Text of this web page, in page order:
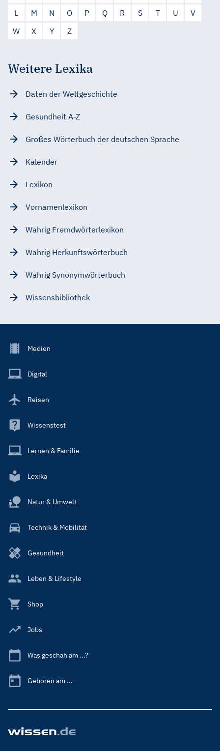
L
M N O P Q R S T U
V
W
X Y Z
Weitere Lexika
Daten der Weltgeschichte
Gesundheit A-Z
Großes Wörterbuch der deutschen Sprache
Kalender
Lexikon
Vornamenlexikon
Wahrig Fremdwörterlexikon
Wahrig Herkunftswörterbuch
Wahrig Synonymwörterbuch
Wissensbibliothek
Footer
Main
Medien
Digital
Reisen
Wissenstest
Lernen & Familie
Lexika
Natur & Umwelt
Technik & Mobilität
Gesundheit
Leben & Lifestyle
Shop
Jobs
Was geschah am ...?
Geboren am ...